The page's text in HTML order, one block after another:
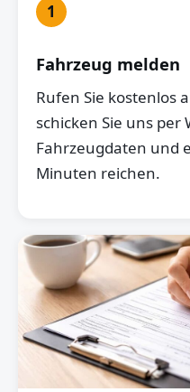
1
Fahrzeug melden
Rufen Sie kostenlos
schicken Sie uns per
Fahrzeugdaten und
Minuten reichen.